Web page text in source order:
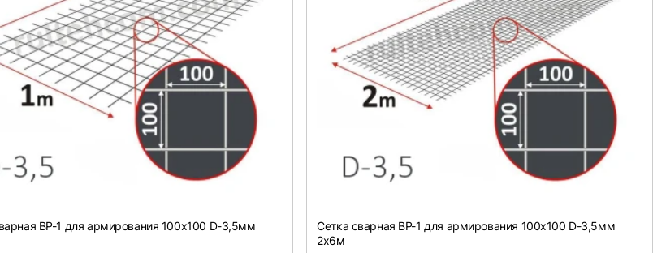
ВР-1 для армирования 100х100 D-3,5мм
Сетка сварная ВР-1 для армирования 100х100 D-3,5мм
2х6м